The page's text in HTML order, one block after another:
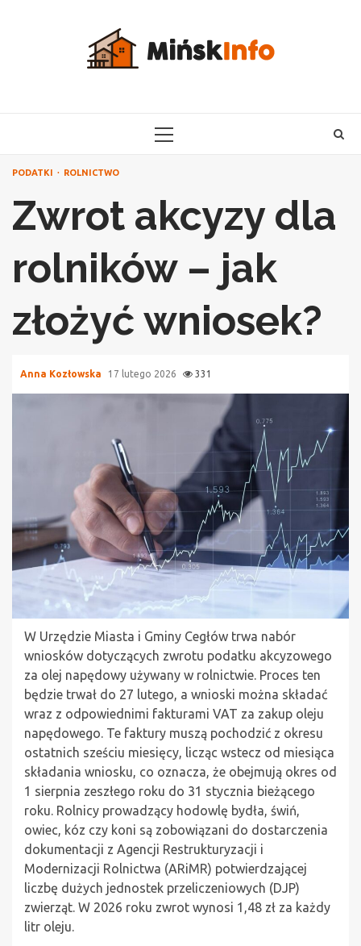
PRIMARY
PODATKI ROLNICTWO
Zwrot akcyzy dla
rolników – jak
złożyć wniosek?
Anna Kozłowska 17 lutego 2026 331
W Urzędzie Miasta i Gminy Cegłów trwa nabór
wniosków dotyczących zwrotu podatku akcyzowego
za olej napędowy używany w rolnictwie. Proces ten
będzie trwał do 27 lutego, a wnioski można składać
wraz z odpowiednimi fakturami VAT za zakup oleju
napędowego. Te faktury muszą pochodzić z okresu
ostatnich sześciu miesięcy, licząc wstecz od miesiąca
składania wniosku, co oznacza, że obejmują okres od
1 sierpnia zeszłego roku do 31 stycznia bieżącego
roku. Rolnicy prowadzący hodowlę bydła, świń,
owiec, kóz czy koni są zobowiązani do dostarczenia
dokumentacji z Agencji Restrukturyzacji i
Modernizacji Rolnictwa (ARiMR) potwierdzającej
liczbę dużych jednostek przeliczeniowych (DJP)
zwierząt. W 2026 roku zwrot wynosi 1,48 zł za każdy
litr oleju.